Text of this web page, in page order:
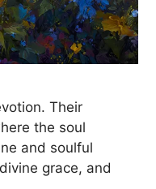
Their
the soul
and soulful
grace, and